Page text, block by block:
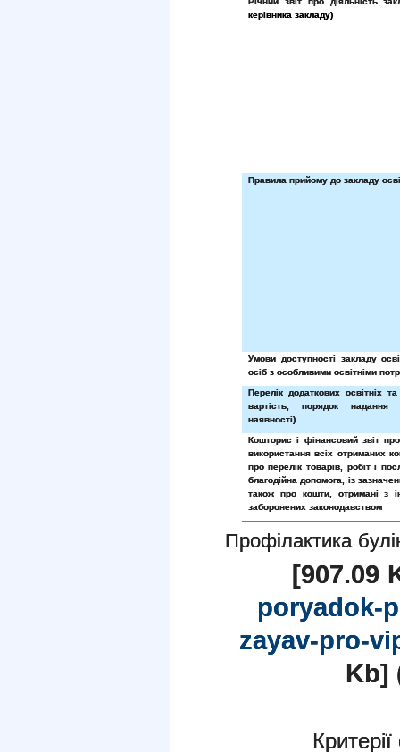
керівника закладу)
Правила прийому до закладу
Умови доступності закладу
осіб з особливими освітніми
Перелік додаткових освітніх
вартість, порядок
наявності)
Кошторис і фінансовий звіт
використання всіх отриманих
про перелік товарів, робіт і
благодійна допомога, із
також про кошти, отримані з
заборонених законодавством
Профілактика
[907.09
poryadok-
zayav-pro-
Kb]